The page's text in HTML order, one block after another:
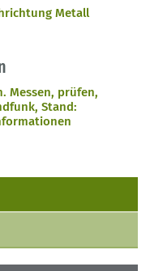
Metall
Messen, prüfen,
Stand: